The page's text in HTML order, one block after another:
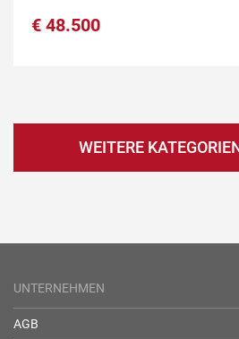
€ 48.500
WEITERE
UNTERNEHMEN
AGB